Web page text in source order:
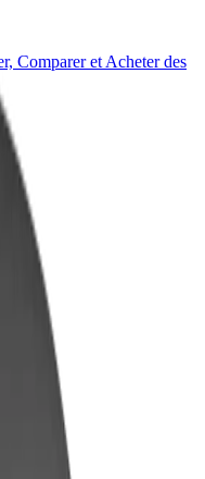
Comparer et Acheter des